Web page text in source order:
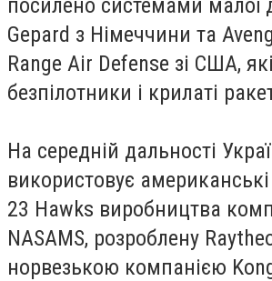
посилено системами малої
Gepard з Німеччини та
Range Air Defense зі США,
безпілотники і крилаті
На середній дальності
використовує
23 Hawks виробництва
NASAMS, розроблену
норвезькою компанією